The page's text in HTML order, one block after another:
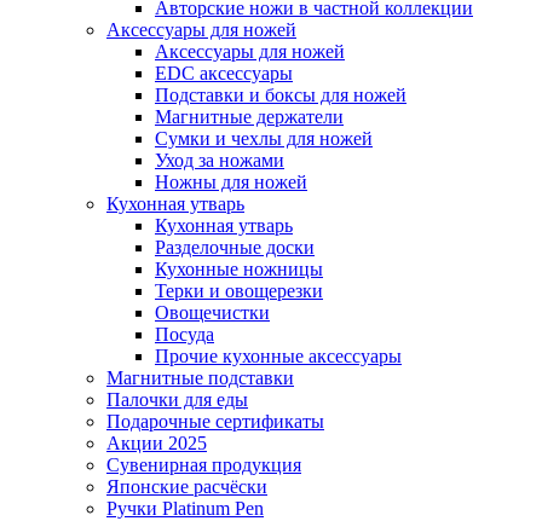
Авторские ножи в частной коллекции
Аксессуары для ножей
Аксессуары для ножей
EDC аксессуары
Подставки и боксы для ножей
Магнитные держатели
Сумки и чехлы для ножей
Уход за ножами
Ножны для ножей
Кухонная утварь
Кухонная утварь
Разделочные доски
Кухонные ножницы
Терки и овощерезки
Овощечистки
Посуда
Прочие кухонные аксессуары
Магнитные подставки
Палочки для еды
Подарочные сертификаты
Акции 2025
Сувенирная продукция
Японские расчёски
Ручки Platinum Pen